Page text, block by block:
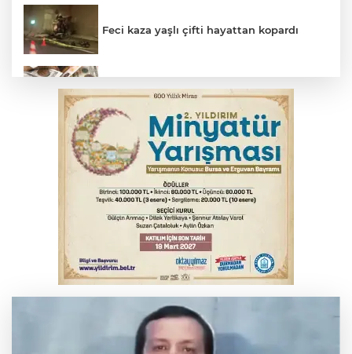
Feci kaza yaşlı çifti hayattan kopardı
Serbest piyasada döviz fiyatları
Salih Bademci ‘Sesler’le Bursa’da
Gençlerbirliği, Fenerbahçe maçı
hazırlıklarına başladı
Serbest piyasada altın fiyatları...